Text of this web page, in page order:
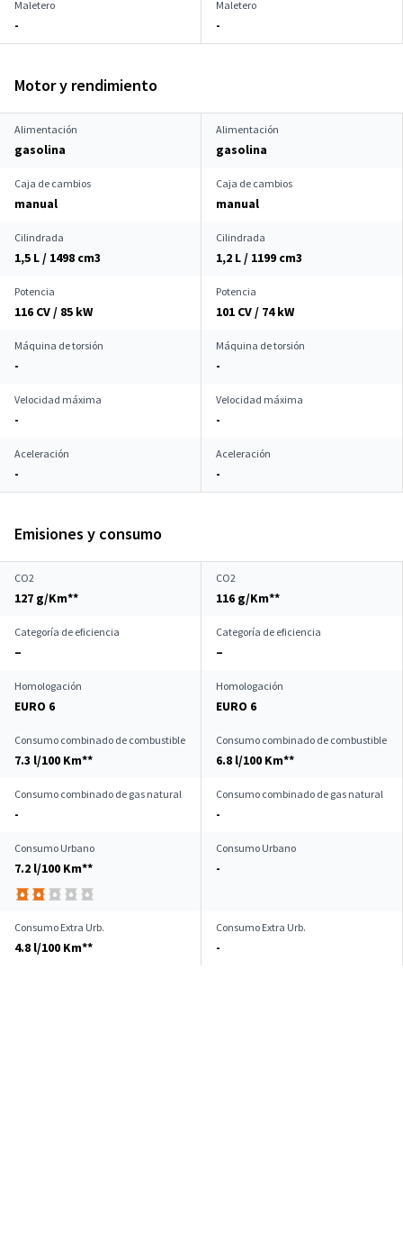
Maletero
-
Maletero
-
Motor y rendimiento
Alimentación
gasolina
Alimentación
gasolina
Caja de cambios
manual
Caja de cambios
manual
Cilindrada
1,5 L / 1498 cm3
Cilindrada
1,2 L / 1199 cm3
Potencia
116 CV / 85 kW
Potencia
101 CV / 74 kW
Máquina de torsión
-
Máquina de torsión
-
Velocidad máxima
-
Velocidad máxima
-
Aceleración
-
Aceleración
-
Emisiones y consumo
CO2
127 g/Km**
CO2
116 g/Km**
Categoría de eficiencia
–
Categoría de eficiencia
–
Homologación
EURO 6
Homologación
EURO 6
Consumo combinado de combustible
7.3 l/100 Km**
Consumo combinado de combustible
6.8 l/100 Km**
Consumo combinado de gas natural
-
Consumo combinado de gas natural
-
Consumo Urbano
7.2 l/100 Km**
Consumo Urbano
-
Consumo Extra Urb.
4.8 l/100 Km**
Consumo Extra Urb.
-